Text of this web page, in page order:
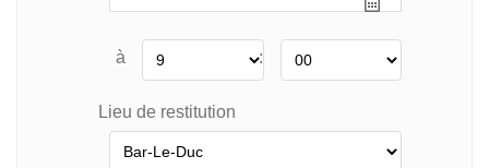
à :
Lieu de restitution